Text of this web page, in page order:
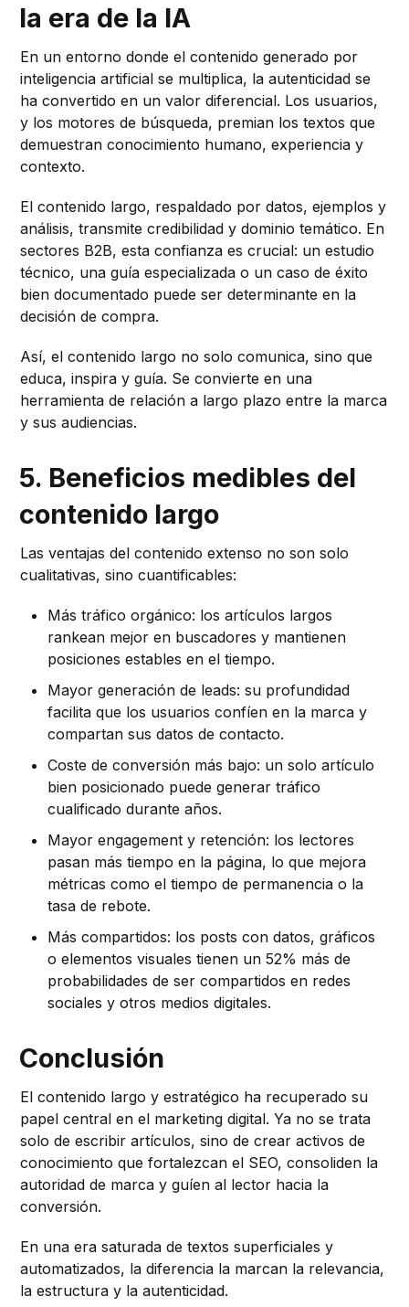
la era de la IA
En un entorno donde el contenido generado por
inteligencia artificial se multiplica, la autenticidad se
ha convertido en un valor diferencial. Los usuarios,
y los motores de búsqueda, premian los textos que
demuestran conocimiento humano, experiencia y
contexto.
El contenido largo, respaldado por datos, ejemplos y
análisis, transmite credibilidad y dominio temático. En
sectores B2B, esta confianza es crucial: un estudio
técnico, una guía especializada o un caso de éxito
bien documentado puede ser determinante en la
decisión de compra.
Así, el contenido largo no solo comunica, sino que
educa, inspira y guía. Se convierte en una
herramienta de relación a largo plazo entre la marca
y sus audiencias.
5. Beneficios medibles del
contenido largo
Las ventajas del contenido extenso no son solo
cualitativas, sino cuantificables:
Más tráfico orgánico: los artículos largos
rankean mejor en buscadores y mantienen
posiciones estables en el tiempo.
Mayor generación de leads: su profundidad
facilita que los usuarios confíen en la marca y
compartan sus datos de contacto.
Coste de conversión más bajo: un solo artículo
bien posicionado puede generar tráfico
cualificado durante años.
Mayor engagement y retención: los lectores
pasan más tiempo en la página, lo que mejora
métricas como el tiempo de permanencia o la
tasa de rebote.
Más compartidos: los posts con datos, gráficos
o elementos visuales tienen un 52% más de
probabilidades de ser compartidos en redes
sociales y otros medios digitales.
Conclusión
El contenido largo y estratégico ha recuperado su
papel central en el marketing digital. Ya no se trata
solo de escribir artículos, sino de crear activos de
conocimiento que fortalezcan el SEO, consoliden la
autoridad de marca y guíen al lector hacia la
conversión.
En una era saturada de textos superficiales y
automatizados, la diferencia la marcan la relevancia,
la estructura y la autenticidad.